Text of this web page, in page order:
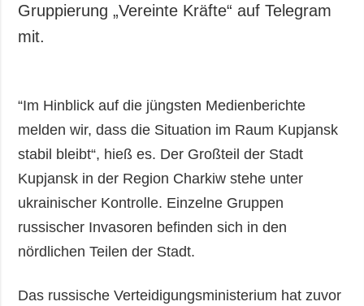
Gruppierung „Vereinte Kräfte“ auf Telegram
mit.
“Im Hinblick auf die jüngsten Medienberichte
melden wir, dass die Situation im Raum Kupjansk
stabil bleibt“, hieß es. Der Großteil der Stadt
Kupjansk in der Region Charkiw stehe unter
ukrainischer Kontrolle. Einzelne Gruppen
russischer Invasoren befinden sich in den
nördlichen Teilen der Stadt.
Das russische Verteidigungsministerium hat zuvor